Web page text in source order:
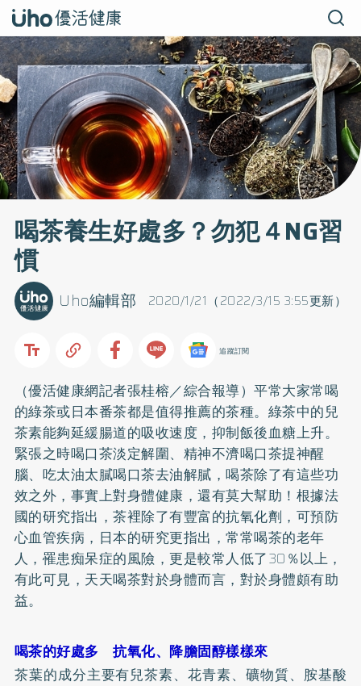
喝茶養生好處多？勿犯４NG習
慣
2020/1/21（2022/3/15 3:55更新）
Uho編輯部
追蹤訂閱
（優活健康網記者張桂榕／綜合報導）平常大家常喝
的綠茶或日本番茶都是值得推薦的茶種。綠茶中的兒
茶素能夠延緩腸道的吸收速度，抑制飯後血糖上升。
緊張之時喝口茶淡定解圍、精神不濟喝口茶提神醒
腦、吃太油太膩喝口茶去油解膩，喝茶除了有這些功
效之外，事實上對身體健康，還有莫大幫助！根據法
國的研究指出，茶裡除了有豐富的抗氧化劑，可預防
心血管疾病，日本的研究更指出，常常喝茶的老年
人，罹患痴呆症的風險，更是較常人低了30％以上，
有此可見，天天喝茶對於身體而言，對於身體頗有助
益。
喝茶的好處多 抗氧化、降膽固醇樣樣來
茶葉的成分主要有兒茶素、花青素、礦物質、胺基酸